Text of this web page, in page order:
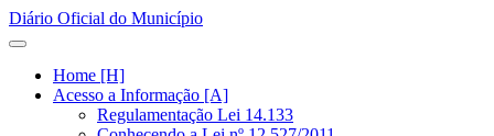
Diário Oficial do Município
Home [H]
Acesso a Informação [A]
Regulamentação Lei 14.133